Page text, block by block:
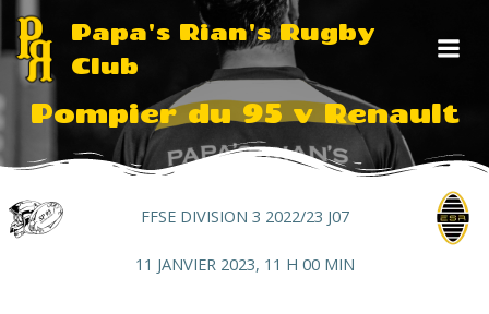
Aller
au
contenu
Papa's Rian's Rugby
Club
Pompier du 95 v Renault
FFSE DIVISION 3 2022/23 J07
11 JANVIER 2023, 11 H 00 MIN